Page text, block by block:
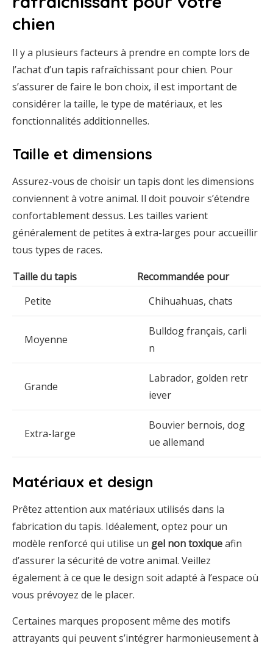
chien
Il y a plusieurs facteurs à prendre en compte lors de
l’achat d’un tapis rafraîchissant pour chien. Pour
s’assurer de faire le bon choix, il est important de
considérer la taille, le type de matériaux, et les
fonctionnalités additionnelles.
Taille et dimensions
Assurez-vous de choisir un tapis dont les dimensions
conviennent à votre animal. Il doit pouvoir s’étendre
confortablement dessus. Les tailles varient
généralement de petites à extra-larges pour accueillir
tous types de races.
Taille du tapis
Recommandée pour
Petite
Chihuahuas, chats
Moyenne
Bulldog français, carli
n
Grande
Labrador, golden retr
iever
Extra-large
Bouvier bernois, dog
ue allemand
Matériaux et design
Prêtez attention aux matériaux utilisés dans la
fabrication du tapis. Idéalement, optez pour un
modèle renforcé qui utilise un gel non toxiqueafin
d’assurer la sécurité de votre animal. Veillez
également à ce que le design soit adapté à l’espace où
vous prévoyez de le placer.
Certaines marques proposent même des motifs
attrayants qui peuvent s’intégrer harmonieusement à